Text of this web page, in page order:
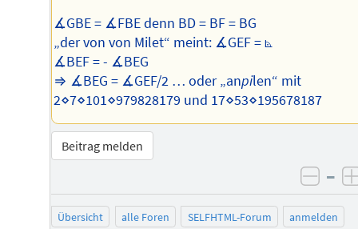
∡GBE = ∡FBE denn BD = BF = BG
„der von von Milet“ meint: ∡GEF = ⦝
∡BEF = - ∡BEG
⇒ ∡BEG = ∡GEF/2 … oder „anpilen“ mit
2⋄7⋄101⋄979828179 und 17⋄53⋄195678187
Beitrag melden
–
Übersicht alle Foren SELFHTML-Forum
anmelden